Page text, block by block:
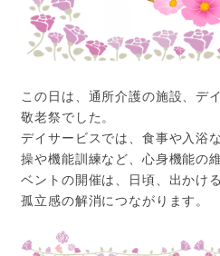
この日は、通所介護の施設、デ
敬老祭でした。
デイサービスでは、食事や入浴
操や機能訓練など、心身機能の
ベントの開催は、日頃、出かけ
孤立感の解消につながります。